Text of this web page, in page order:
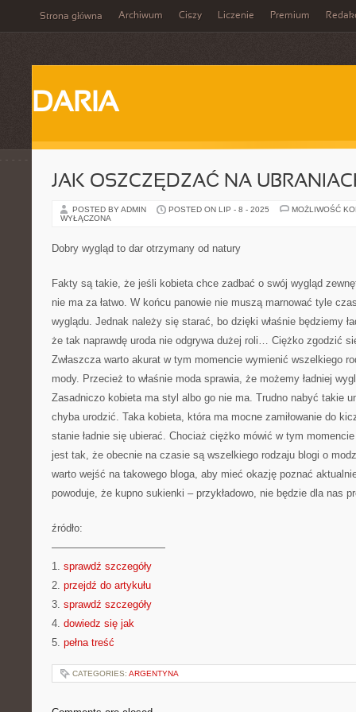
Strona główna Archiwum Ciszy Liczenie Premium
DARIA
JAK OSZCZĘDZAĆ NA
POSTED BY ADMIN POSTED ON LIP - 8 - 2025
MOŻLIWOŚĆ
WYŁĄCZONA
Dobry wygląd to dar otrzymany od natury
Fakty są takie, że jeśli kobieta chce zadbać o swój wygląd
nie ma za łatwo. W końcu panowie nie muszą marnować tyle
wyglądu. Jednak należy się starać, bo dzięki właśnie będziemy
że tak naprawdę uroda nie odgrywa dużej roli… Ciężko zgodzić
Zwłaszcza warto akurat w tym momencie wymienić wszelkiego
mody. Przecież to właśnie moda sprawia, że możemy ładniej
Zasadniczo kobieta ma styl albo go nie ma. Trudno nabyć takie
chyba urodzić. Taka kobieta, która ma mocne zamiłowanie do
stanie ładnie się ubierać. Chociaż ciężko mówić w tym
jest tak, że obecnie na czasie są wszelkiego rodzaju blogi o
warto wejść na takowego bloga, aby mieć okazję poznać
powoduje, że kupno sukienki – przykładowo, nie będzie dla nas
źródło:
———————————
1. sprawdź szczegóły
2. przejdź do artykułu
3. sprawdź szczegóły
4. dowiedz się jak
5. pełna treść
CATEGORIES: ARGENTYNA